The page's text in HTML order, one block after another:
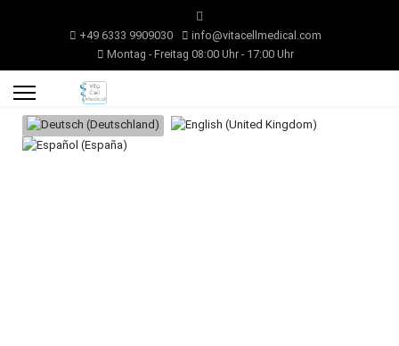
+49 6333 9909030
info@vitacellmedical.com
Montag - Freitag 08:00 Uhr - 17:00 Uhr
Sprache auswählen